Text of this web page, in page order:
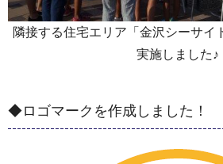
隣接する住宅エリア「金沢シーサイ
実施しました♪
◆ロゴマークを作成しました！